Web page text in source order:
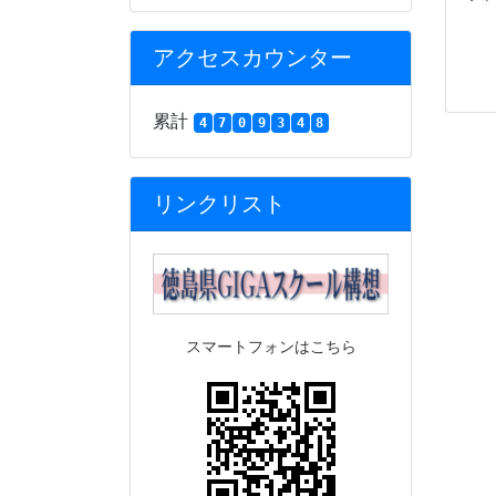
アクセスカウンター
累計 4 7 0 9 3 4 8
リンクリスト
スマートフォンはこちら